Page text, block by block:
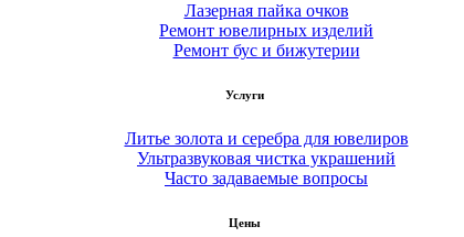
Лазерная пайка очков
Ремонт ювелирных изделий
Ремонт бус и бижутерии
Услуги
Литье золота и серебра для ювелиров
Ультразвуковая чистка украшений
Часто задаваемые вопросы
Цены